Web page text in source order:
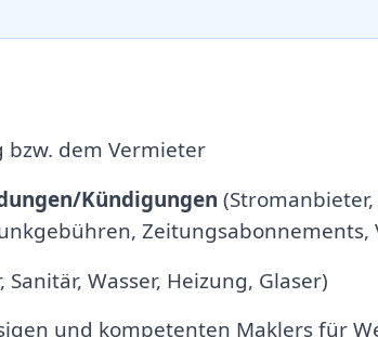
dem Vermieter
Kündigungen
Zeitungsabonnements,
Sanitär, Wasser, Heizung, Glaser)
und kompetenten Maklers für